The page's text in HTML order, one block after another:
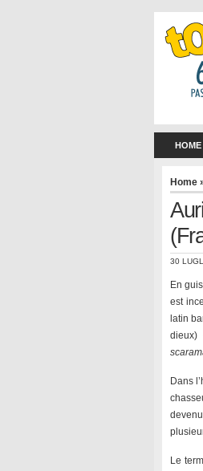
HOME
Home
30
En
est
latin
Dans
Le